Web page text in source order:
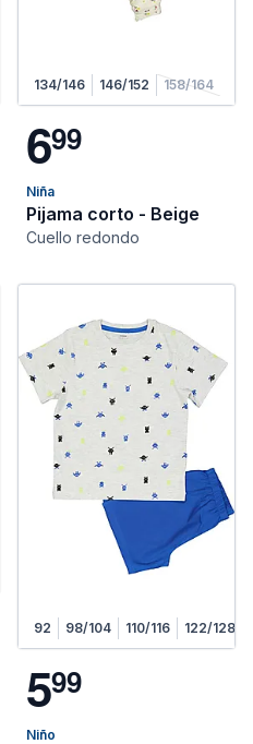
134/146 146/152 158/164
699
Niña
Pijama corto - Beige
Cuello redondo
92 98/104 110/116 122/128
599
Niño